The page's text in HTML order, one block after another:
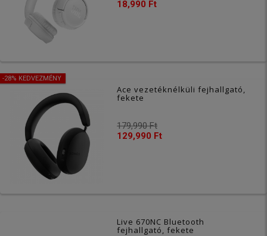
18,990 Ft
-28% KEDVEZMÉNY
Ace vezetéknélküli fejhallgató,
fekete
179,990 Ft
129,990 Ft
Live 670NC Bluetooth
fejhallgató, fekete